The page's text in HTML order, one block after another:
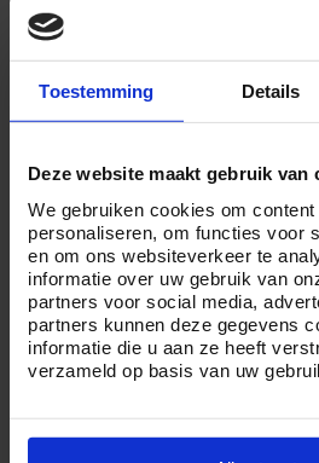
Toestemming Details
Deze website maakt gebruik van
We gebruiken cookies om
personaliseren, om functies voor
en om ons websiteverkeer te
informatie over uw gebruik van
partners voor social media,
partners kunnen deze gegevens
informatie die u aan ze heeft
verzameld op basis van uw
betaalt u minder dan wanneer u
uitgebreide crematie met
condoleren en volledige
professionele uitvaartleiders. U
enCrematie Compleet.
Maar of u nu veel of weinig
kiest voor een ingetogen of
Steenbergen, Crematorium24 is
ervan overtuigd dat iedereen een
afscheid verdient.
Steenbergen of wilt u graag meer